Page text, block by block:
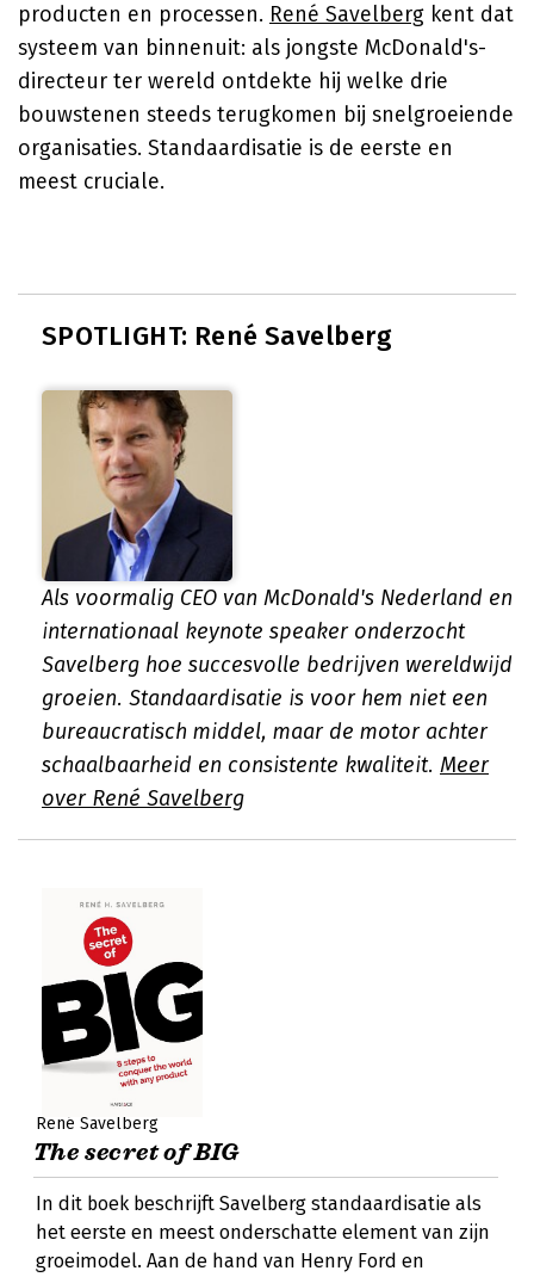
producten en processen. René Savelberg kent dat
systeem van binnenuit: als jongste McDonald's-
directeur ter wereld ontdekte hij welke drie
bouwstenen steeds terugkomen bij snelgroeiende
organisaties. Standaardisatie is de eerste en
meest cruciale.
SPOTLIGHT: René Savelberg
Als voormalig CEO van McDonald's Nederland en
internationaal keynote speaker onderzocht
Savelberg hoe succesvolle bedrijven wereldwijd
groeien. Standaardisatie is voor hem niet een
bureaucratisch middel, maar de motor achter
schaalbaarheid en consistente kwaliteit. Meer
over René Savelberg
René Savelberg
The secret of BIG
In dit boek beschrijft Savelberg standaardisatie als
het eerste en meest onderschatte element van zijn
groeimodel. Aan de hand van Henry Ford en